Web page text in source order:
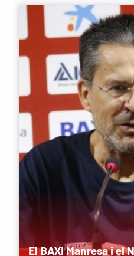
El BAXI Manresa i el